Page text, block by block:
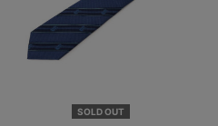
SOLD OUT